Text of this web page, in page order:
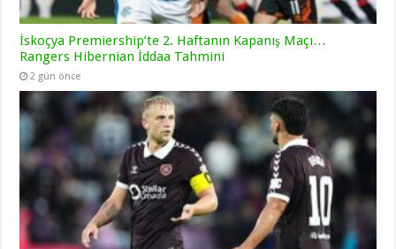
İskoçya Premiership’te 2. Haftanın Kapanış Maçı…
Rangers Hibernian İddaa Tahmini
2 gün önce